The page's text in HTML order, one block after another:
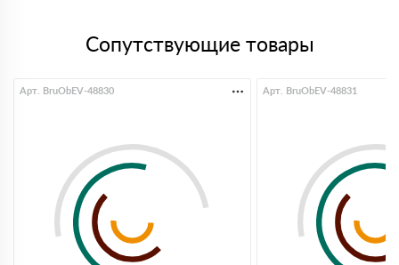
Сопутствующие товары
Арт. BruObEV-48830 Арт. BruObEV-48831